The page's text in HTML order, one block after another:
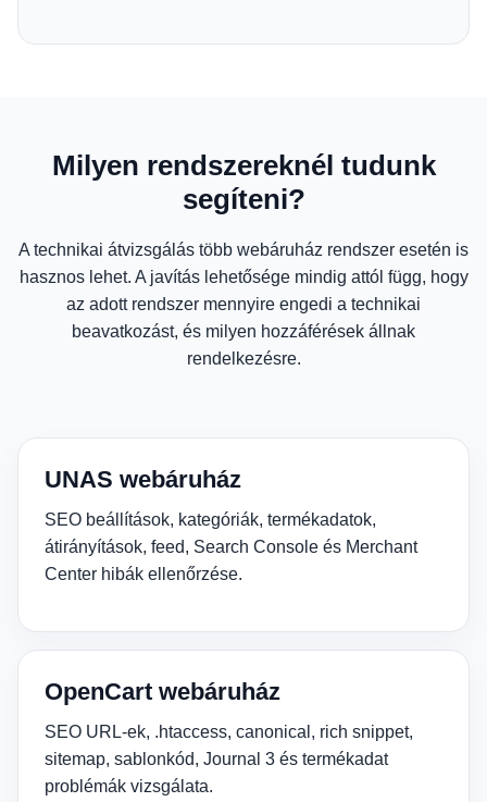
Milyen rendszereknél tudunk
segíteni?
A technikai átvizsgálás több webáruház rendszer esetén is
hasznos lehet. A javítás lehetősége mindig attól függ, hogy
az adott rendszer mennyire engedi a technikai
beavatkozást, és milyen hozzáférések állnak
rendelkezésre.
UNAS webáruház
SEO beállítások, kategóriák, termékadatok,
átirányítások, feed, Search Console és Merchant
Center hibák ellenőrzése.
OpenCart webáruház
SEO URL-ek, .htaccess, canonical, rich snippet,
sitemap, sablonkód, Journal 3 és termékadat
problémák vizsgálata.